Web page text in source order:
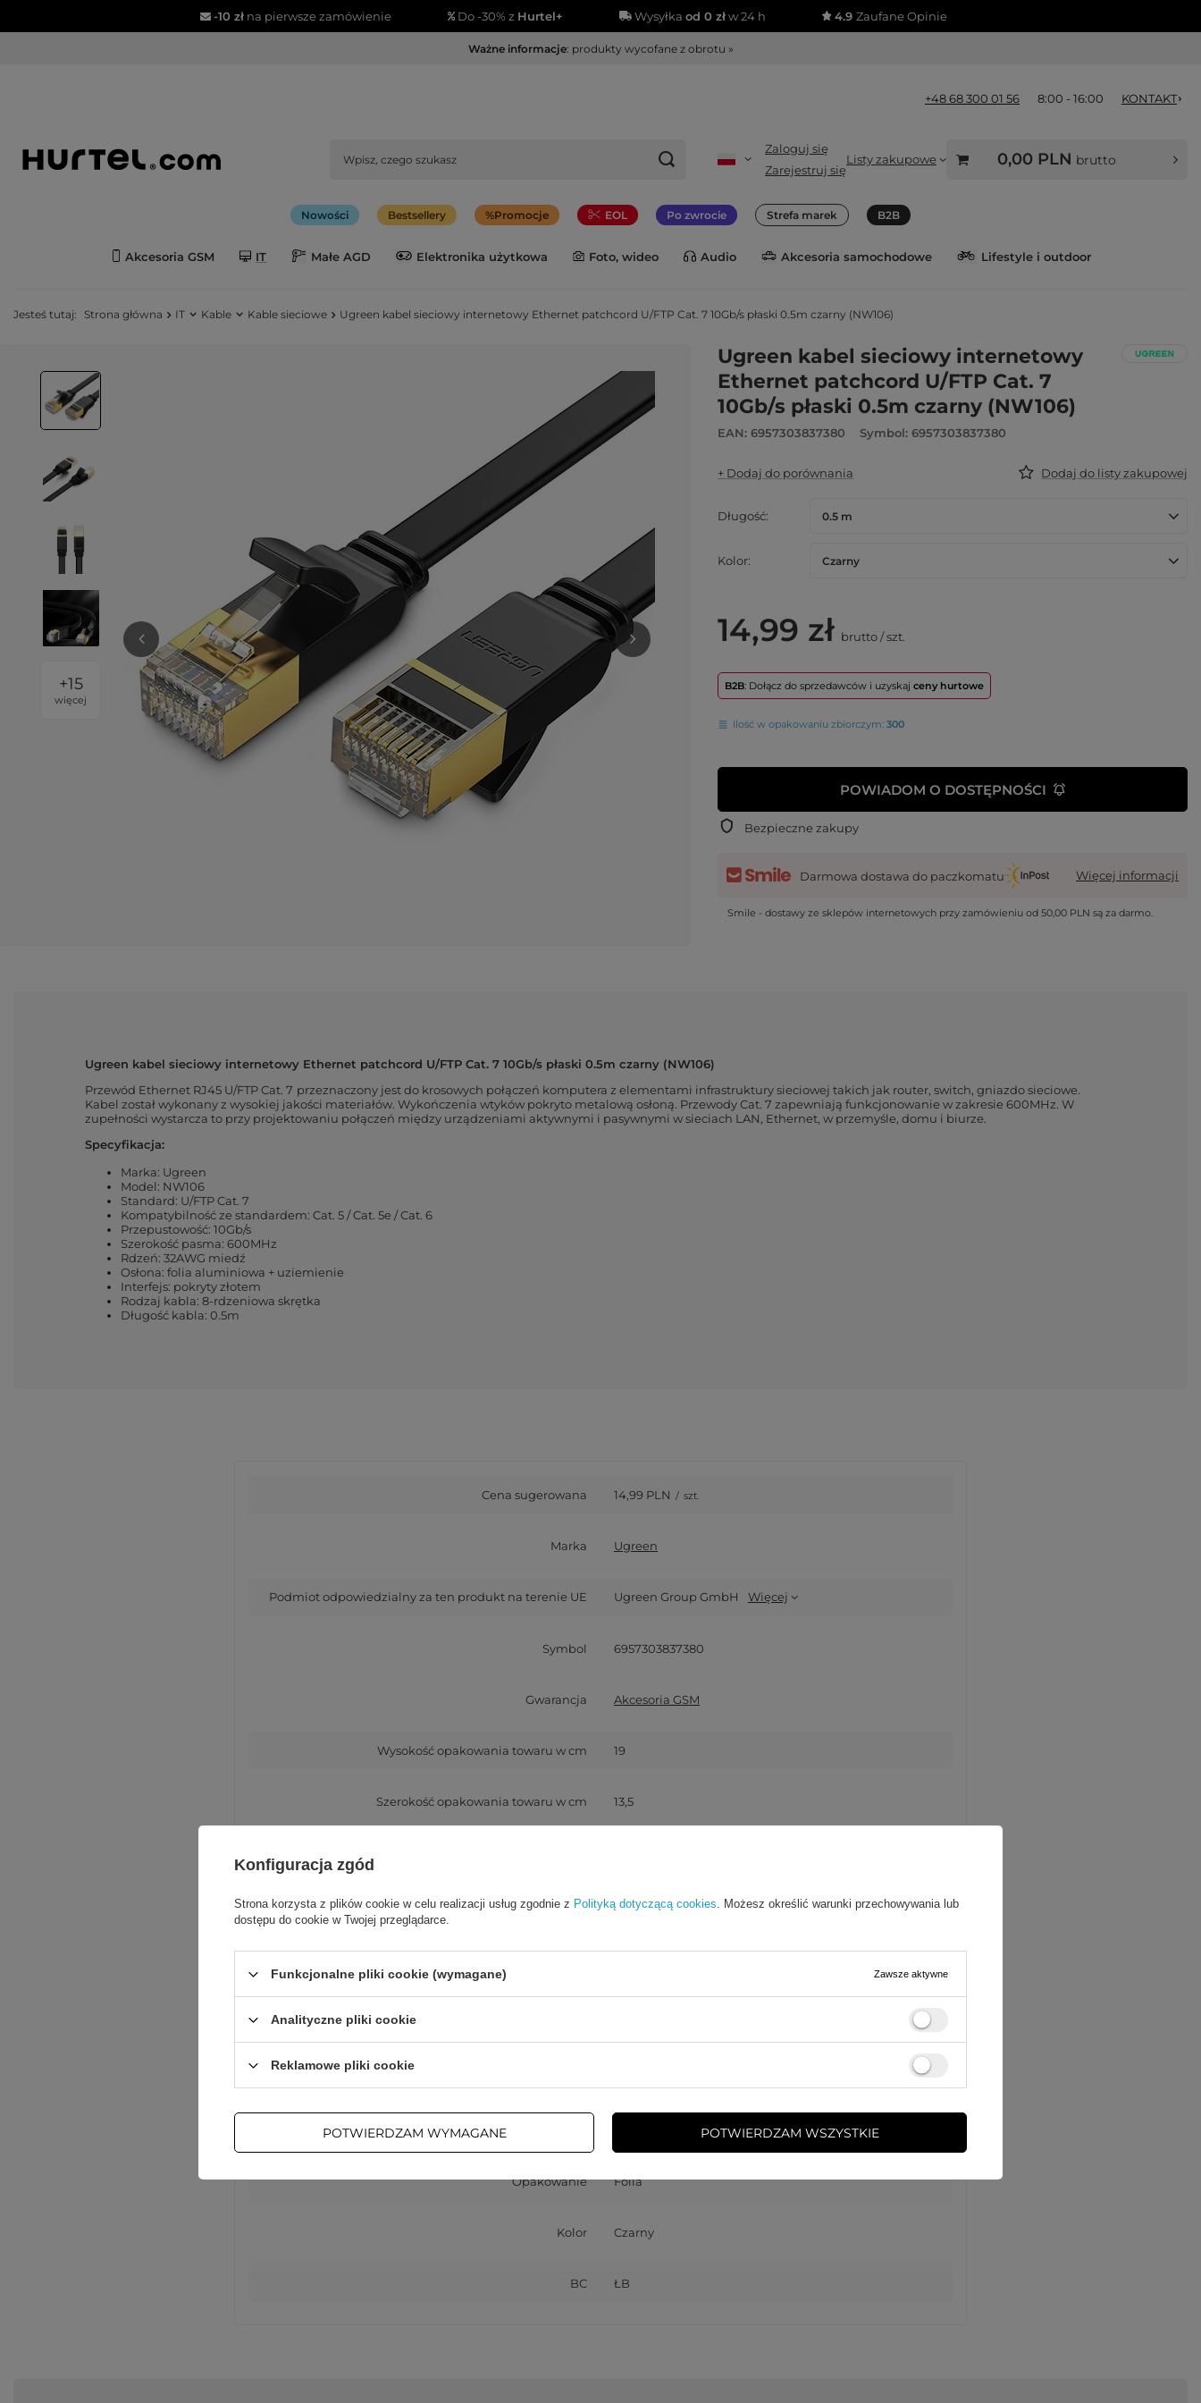
-10 złna pierwsze zamówienie Do -30% z Hurtel+ Wysyłka od 0 złw 24 h 4.9Zaufane Opinie
Ważne informacje: produkty wycofane z obrotu »
+48 68 300 01 56 8:00 - 16:00 KONTAKT
Zaloguj się
Zarejestruj się
Listy zakupowe 0,00 PLN brutto
Nowości Bestsellery Promocje EOL Po zwrocie Strefa marek B2B
Akcesoria GSM IT Małe AGD Elektronika użytkowa Foto, wideo Audio Akcesoria samochodowe Lifestyle i outdoor
Jesteś tutaj: Strona główna IT Kable Kable sieciowe Ugreen kabel sieciowy internetowy Ethernet patchcord U/FTP Cat. 7 10Gb/s płaski 0.5m czarny (NW106)
+15
więcej
Ugreen kabel sieciowy internetowy
Ethernet patchcord U/FTP Cat. 7
10Gb/s płaski 0.5m czarny (NW106)
EAN: 6957303837380 Symbol: 6957303837380
+ Dodaj do porównania Dodaj do listy zakupowej
Długość 0.5 m
Kolor Czarny
14,99 zł brutto/szt.
B2B: Dołącz do sprzedawców i uzyskajceny hurtowe
Ilość w opakowaniu zbiorczym:300
POWIADOM O DOSTĘPNOŚCI
Bezpieczne zakupy
Darmowa dostawa do paczkomatu Więcej informacji
Smile - dostawy ze sklepów internetowych przy zamówieniu od50,00 PLN są za darmo.
Ugreen kabel sieciowy internetowy Ethernet patchcord U/FTP Cat. 7 10Gb/s płaski 0.5m czarny (NW106)
Przewód Ethernet RJ45 U/FTP Cat. 7 przeznaczony jest do krosowych połączeń komputera z elementami infrastruktury sieciowej takich jak router, switch, gniazdo sieciowe.
Kabel został wykonany z wysokiej jakości materiałów. Wykończenia wtyków pokryto metalową osłoną. Przewody Cat. 7 zapewniają funkcjonowanie w zakresie 600MHz. W
zupełności wystarcza to przy projektowaniu połączeń między urządzeniami aktywnymi i pasywnymi w sieciach LAN, Ethernet, w przemyśle, domu i biurze.
Specyfikacja:
Marka: Ugreen
Model: NW106
Standard: U/FTP Cat. 7
Kompatybilność ze standardem: Cat. 5 / Cat. 5e / Cat. 6
Przepustowość: 10Gb/s
Szerokość pasma: 600MHz
Rdzeń: 32AWG miedź
Osłona: folia aluminiowa + uziemienie
Interfejs: pokryty złotem
Rodzaj kabla: 8-rdzeniowa skrętka
Długość kabla: 0.5m
Cena sugerowana 14,99 PLN / szt.
Marka Ugreen
Podmiot odpowiedzialny za ten produkt na terenie UE Ugreen Group GmbH Więcej
Symbol 6957303837380
Gwarancja Akcesoria GSM
Wysokość opakowania towaru w cm 19
Szerokość opakowania towaru w cm 13,5
Kod producenta 30738-ugreen
Ilość w opakowaniu zbiorczym 300
Opakowanie Folia
Kolor Czarny
BC ŁB
Konfiguracja zgód
Strona korzysta z plików cookie w celu realizacji usług zgodnie z Polityką dotyczącą cookies. Możesz określić warunki przechowywania lub
dostępu do cookie w Twojej przeglądarce.
Funkcjonalne pliki cookie (wymagane) Zawsze aktywne
Analityczne pliki cookie
Reklamowe pliki cookie
POTWIERDZAM WYMAGANE POTWIERDZAM WSZYSTKIE